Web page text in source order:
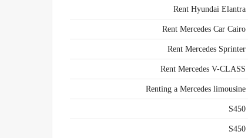
Rent Hyundai Elantra
Rent Mercedes Car Cairo
Rent Mercedes Sprinter
Rent Mercedes V-CLASS
Renting a Mercedes limousine
S450
S450